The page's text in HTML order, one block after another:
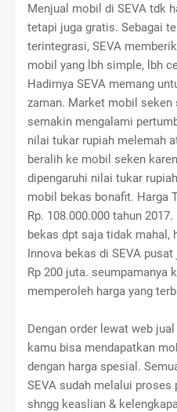
Menjual mobil di SEVA tdk
tetapi juga gratis. Sebagai
terintegrasi, SEVA
mobil yang lbh simple, lbh
Hadirnya SEVA memang
zaman. Market mobil seken
semakin mengalami
nilai tukar rupiah melemah
beralih ke mobil seken
dipengaruhi nilai tukar
mobil bekas bonafit. Harga
Rp. 108.000.000 tahun
bekas dpt saja tidak mahal,
Innova bekas di SEVA
Rp 200 juta. seumpamanya
memperoleh harga yang
Dengan order lewat web
kamu bisa mendapatkan
dengan harga spesial.
SEVA sudah melalui proses
shngg keaslian &